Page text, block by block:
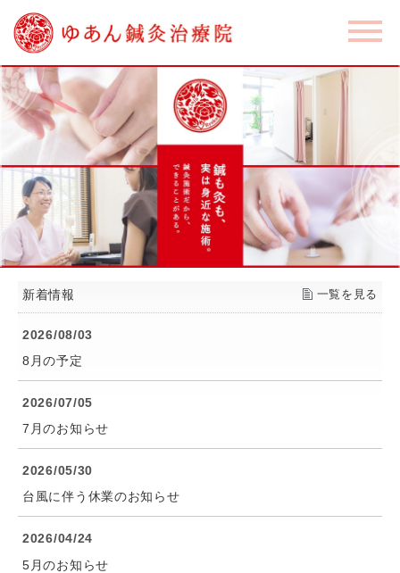
新着情報 一覧を見る
2026/08/03
8月の予定
2026/07/05
7月のお知らせ
2026/05/30
台風に伴う休業のお知らせ
2026/04/24
5月のお知らせ